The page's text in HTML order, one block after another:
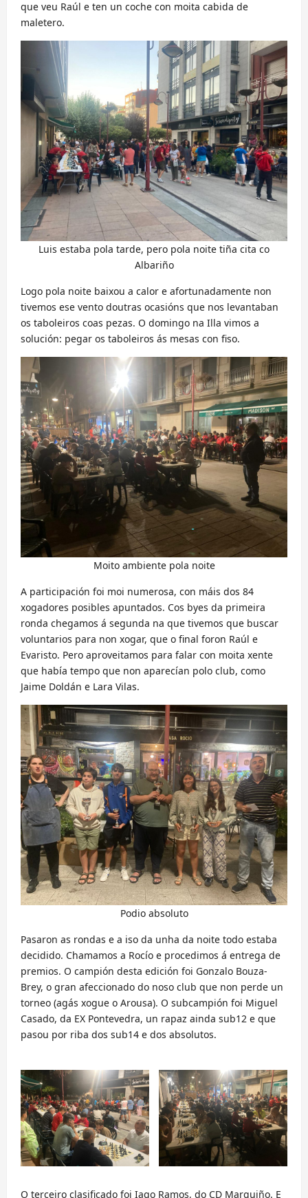
que veu Raúl e ten un coche con moita cabida de
maletero.
Luis estaba pola tarde, pero pola noite tiña cita co
Albariño
Logo pola noite baixou a calor e afortunadamente non
tivemos ese vento doutras ocasións que nos levantaban
os taboleiros coas pezas. O domingo na Illa vimos a
solución: pegar os taboleiros ás mesas con fiso.
Moito ambiente pola noite
A participación foi moi numerosa, con máis dos 84
xogadores posibles apuntados. Cos byes da primeira
ronda chegamos á segunda na que tivemos que buscar
voluntarios para non xogar, que o final foron Raúl e
Evaristo. Pero aproveitamos para falar con moita xente
que había tempo que non aparecían polo club, como
Jaime Doldán e Lara Vilas.
Podio absoluto
Pasaron as rondas e a iso da unha da noite todo estaba
decidido. Chamamos a Rocío e procedimos á entrega de
premios. O campión desta edición foi Gonzalo Bouza-
Brey, o gran afeccionado do noso club que non perde un
torneo (agás xogue o Arousa). O subcampión foi Miguel
Casado, da EX Pontevedra, un rapaz ainda sub12 e que
pasou por riba dos sub14 e dos absolutos.
O terceiro clasificado foi Iago Ramos, do CD Marquiño. E